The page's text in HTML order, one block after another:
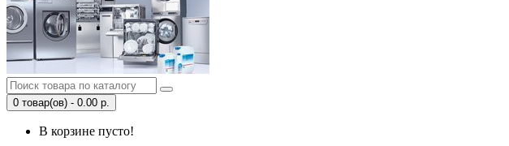
0 товар(ов) - 0.00 р.
В корзине пусто!